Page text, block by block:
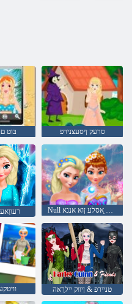
בּוט סרעק ןיסעצנירּפ
Null רעווָאעקַאמ ַאסלע ןוא אננא
טניירפ & ןיווק יילרַאה